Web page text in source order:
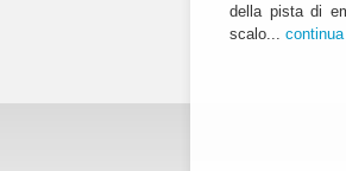
della pista di
scalo... continua